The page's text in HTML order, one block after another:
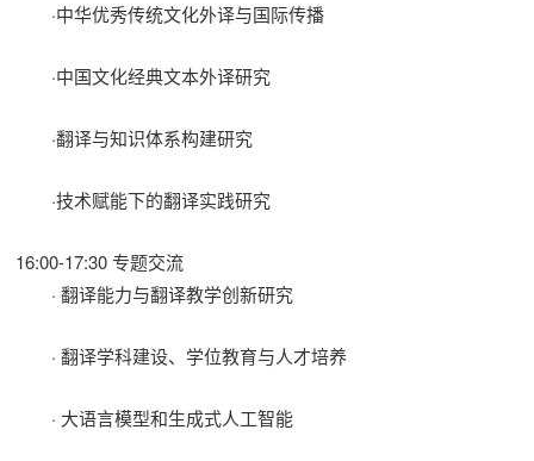
·中华优秀传统文化外译与国际传播
·中国文化经典文本外译研究
·翻译与知识体系构建研究
·技术赋能下的翻译实践研究
16:00-17:30 专题交流
· 翻译能力与翻译教学创新研究
· 翻译学科建设、学位教育与人才培养
· 大语言模型和生成式人工智能